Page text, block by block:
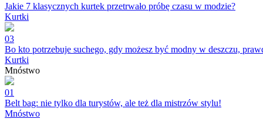
Jakie 7 klasycznych kurtek przetrwało próbę czasu w modzie?
Kurtki
03
Bo kto potrzebuje suchego, gdy możesz być modny w deszczu,
Kurtki
Mnóstwo
01
Belt bag: nie tylko dla turystów, ale też dla mistrzów stylu!
Mnóstwo